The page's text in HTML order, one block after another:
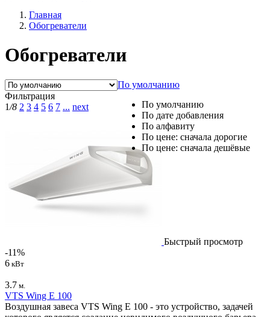
Главная
Обогреватели
Обогреватели
По умолчанию
Фильтрация
1/8 2 3 4 5 6 7 ... next
Быстрый просмотр
-11%
6 кВт
3.7 м.
VTS Wing E 100
Воздушная завеса VTS Wing E 100 - это устройство, задачей
По умолчанию
По дате добавления
По алфавиту
По цене: сначала дорогие
По цене: сначала дешёвые